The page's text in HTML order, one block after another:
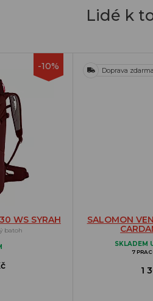
Lidé k
-10%
WS SYRAH
batoh
Doprava zdarma
SALOMON
SKLADEM
7
1